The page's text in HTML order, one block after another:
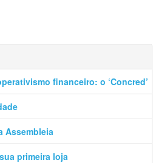
financeiro: o ‘Concred’
Assembleia
primeira loja